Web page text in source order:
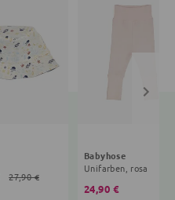
27,90 €
Babyhose
Unifarben, rosa
24,90 €